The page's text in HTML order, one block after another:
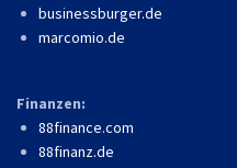
businessburger.de
marcomio.de
Finanzen:
88finance.com
88finanz.de